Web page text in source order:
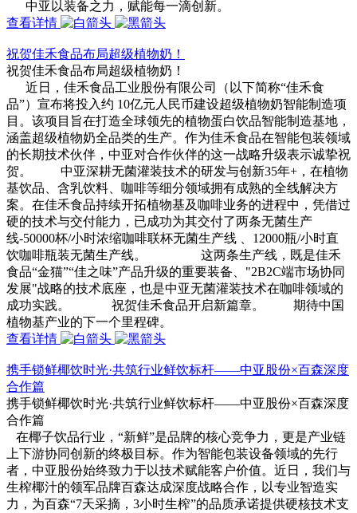
中亚以装备之力，赋能每一滴创新。
查看详情
祝贺佳禾食品布局超级植物奶！
祝贺佳禾食品布局超级植物奶！
近日，佳禾食品工业股份有限公司（以下简称“佳禾食
品”）宣布将投入约 10亿元人民币建设超级植物奶智能制造项
目。该项目旨在打造全球领先的植物蛋白饮品智能制造基地，
涵盖超级植物奶全品类的生产。作为佳禾食品在智能包装领域
的长期技术伙伴，中亚对合作伙伴的这一战略升级表示诚挚祝
贺。 中亚深耕无菌灌装技术的研发与创新35年+，在植物
基饮品、含乳饮料、咖啡等细分领域拥有成熟的全线解决方
案。在佳禾食品持续开拓植物基及咖啡业务的进程中，凭借过
硬的技术与交付能力，已成功为其交付了两条无菌生产
线-50000杯/小时浓缩咖啡联杯无菌生产线 、12000瓶/小时直
饮咖啡瓶装无菌生产线。 这两条生产线，既是佳禾
食品“金猫”“佳之味”产品升级的重要装备、"2B2C端市场协同
发展"战略的技术底座，也是中亚无菌灌装技术在咖啡领域的
成功实践。 祝贺佳禾食品开启新篇章。 期待中国
植物基产业的下一个里程碑。
查看详情
携手锁鲜椰饮时光·共筑行业鲜饮标杆——中亚股份×百森深度
合作篇
携手锁鲜椰饮时光·共筑行业鲜饮标杆——中亚股份×百森深度
合作篇
在椰子饮品行业，“新鲜”是品牌的核心竞争力，更是产业链
上下游协同创新的终极目标。作为智能包装设备领域的先行
者，中亚股份始终致力于以技术赋能客户价值。近日，我们与
生榨椰汁的领军品牌百森达成深度战略合作，以专业智造实
力，为百森“7天采摘，3小时生榨”的品质承诺提供硬核技术支